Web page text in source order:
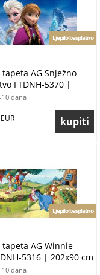
tapeta AG Snježno
FTDNH-5370 |
Ljepilo besplatno
10 dana
tapeta AG Winnie
5316 | 202x90 cm
Ljepilo besplatno
10 dana